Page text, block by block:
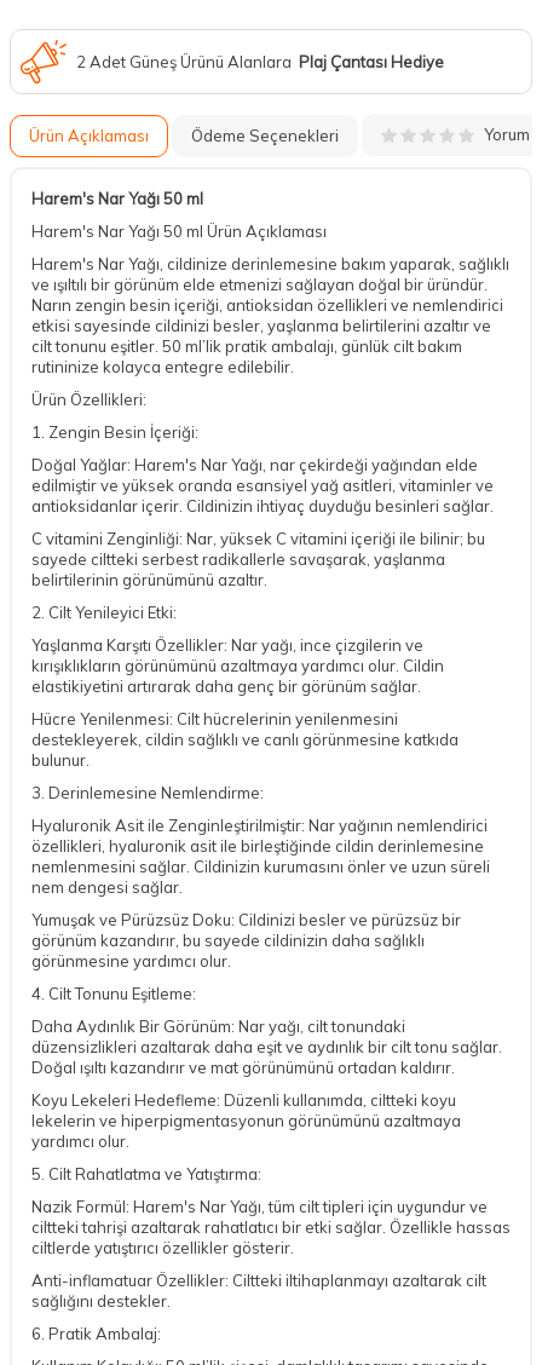
2 Adet Güneş Ürünü Alanlara Plaj Çantası Hediye
Ürün Açıklaması Ödeme Seçenekleri Yorum
Harem's Nar Yağı 50 ml
Harem's Nar Yağı 50 ml Ürün Açıklaması
Harem's Nar Yağı, cildinize derinlemesine bakım yaparak, sağlıklı
ve ışıltılı bir görünüm elde etmenizi sağlayan doğal bir üründür.
Narın zengin besin içeriği, antioksidan özellikleri ve nemlendirici
etkisi sayesinde cildinizi besler, yaşlanma belirtilerini azaltır ve
cilt tonunu eşitler. 50 ml’lik pratik ambalajı, günlük cilt bakım
rutininize kolayca entegre edilebilir.
Ürün Özellikleri:
1. Zengin Besin İçeriği:
Doğal Yağlar: Harem's Nar Yağı, nar çekirdeği yağından elde
edilmiştir ve yüksek oranda esansiyel yağ asitleri, vitaminler ve
antioksidanlar içerir. Cildinizin ihtiyaç duyduğu besinleri sağlar.
C vitamini Zenginliği: Nar, yüksek C vitamini içeriği ile bilinir; bu
sayede ciltteki serbest radikallerle savaşarak, yaşlanma
belirtilerinin görünümünü azaltır.
2. Cilt Yenileyici Etki:
Yaşlanma Karşıtı Özellikler: Nar yağı, ince çizgilerin ve
kırışıklıkların görünümünü azaltmaya yardımcı olur. Cildin
elastikiyetini artırarak daha genç bir görünüm sağlar.
Hücre Yenilenmesi: Cilt hücrelerinin yenilenmesini
destekleyerek, cildin sağlıklı ve canlı görünmesine katkıda
bulunur.
3. Derinlemesine Nemlendirme:
Hyaluronik Asit ile Zenginleştirilmiştir: Nar yağının nemlendirici
özellikleri, hyaluronik asit ile birleştiğinde cildin derinlemesine
nemlenmesini sağlar. Cildinizin kurumasını önler ve uzun süreli
nem dengesi sağlar.
Yumuşak ve Pürüzsüz Doku: Cildinizi besler ve pürüzsüz bir
görünüm kazandırır, bu sayede cildinizin daha sağlıklı
görünmesine yardımcı olur.
4. Cilt Tonunu Eşitleme:
Daha Aydınlık Bir Görünüm: Nar yağı, cilt tonundaki
düzensizlikleri azaltarak daha eşit ve aydınlık bir cilt tonu sağlar.
Doğal ışıltı kazandırır ve mat görünümünü ortadan kaldırır.
Koyu Lekeleri Hedefleme: Düzenli kullanımda, ciltteki koyu
lekelerin ve hiperpigmentasyonun görünümünü azaltmaya
yardımcı olur.
5. Cilt Rahatlatma ve Yatıştırma:
Nazik Formül: Harem's Nar Yağı, tüm cilt tipleri için uygundur ve
ciltteki tahrişi azaltarak rahatlatıcı bir etki sağlar. Özellikle hassas
ciltlerde yatıştırıcı özellikler gösterir.
Anti-inflamatuar Özellikler: Ciltteki iltihaplanmayı azaltarak cilt
sağlığını destekler.
6. Pratik Ambalaj: